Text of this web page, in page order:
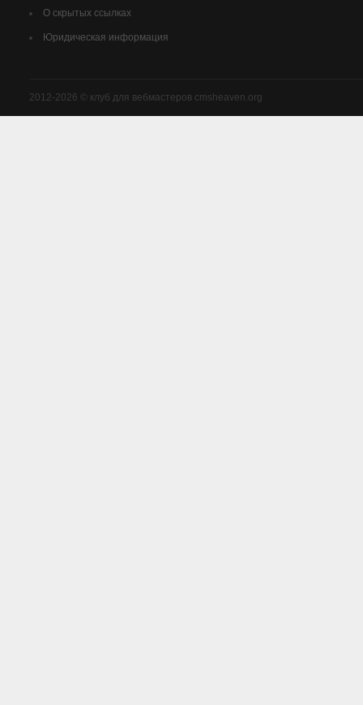
О скрытых ссылках
Юридическая информация
2012-2026 © клуб для вебмастеров cmsheaven.org